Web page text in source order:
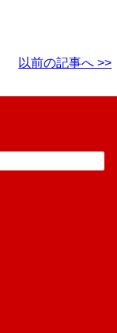
以前の記事へ >>